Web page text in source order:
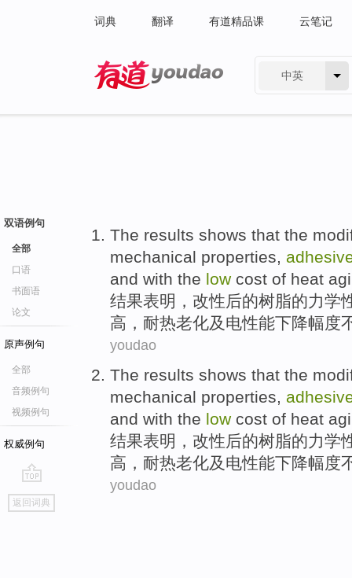
词典 翻译 有道精品课 云笔记
中英
双语例句
全部
口语
书面语
论文
原声例句
全部
音频例句
视频例句
权威例句
go
top
返回词典
The results shows that the
mechanical properties,
and with the low cost of heat
结果表明 ， 改性后的树脂的力学
高 ， 耐热老化及 电性能下降幅度
youdao
The results shows that the
mechanical properties,
and with the low cost of heat
结果表明 ， 改性后的树脂的力学
高 ， 耐热老化及 电性能下降幅度
youdao